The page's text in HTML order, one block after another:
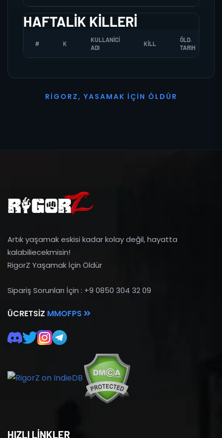
HAFTALIK KILLERI
# K
KULLANICI
ADI
KILL
ÖLD.
TARIH
R I G O R Z, YASAMAK İ ÇI N Ö L D Ü R
Artık yaşamak eskisi kadar kolay değil, hayatta
kalabiliecekmisin!
RigorZ Yaşamak İçin Öldür
Sipariş Sorunları İçin : +9 0850 304 32 09
ÜCRETSIZ MMOFPS
HIZLI LİNKLER